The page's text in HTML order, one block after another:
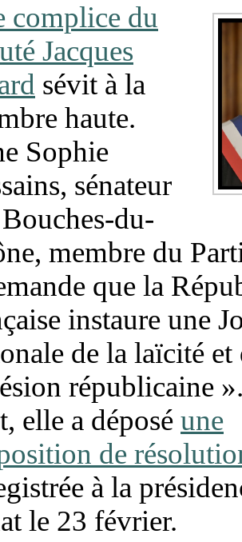
complice du
Jacques
sévit à la
haute.
Sophie
sénateur
du-
membre du
que la
instaure une
de la laïcité et
républicaine
elle a déposé une
de
à la
le 23 février.